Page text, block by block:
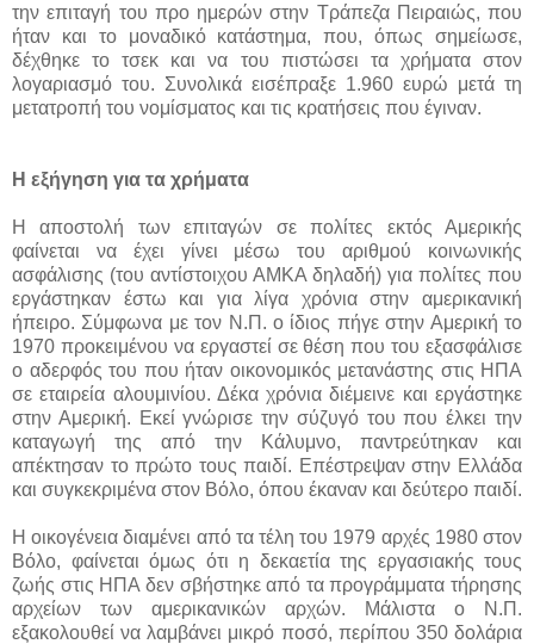
την επιταγή του προ ημερών στην Τράπεζα Πειραιώς, που
ήταν και το μοναδικό κατάστημα, που, όπως σημείωσε,
δέχθηκε το τσεκ και να του πιστώσει τα χρήματα στον
λογαριασμό του. Συνολικά εισέπραξε 1.960 ευρώ μετά τη
μετατροπή του νομίσματος και τις κρατήσεις που έγιναν.
Η εξήγηση για τα χρήματα
Η αποστολή των επιταγών σε πολίτες εκτός Αμερικής
φαίνεται να έχει γίνει μέσω του αριθμού κοινωνικής
ασφάλισης (του αντίστοιχου ΑΜΚΑ δηλαδή) για πολίτες που
εργάστηκαν έστω και για λίγα χρόνια στην αμερικανική
ήπειρο. Σύμφωνα με τον Ν.Π. ο ίδιος πήγε στην Αμερική το
1970 προκειμένου να εργαστεί σε θέση που του εξασφάλισε
ο αδερφός του που ήταν οικονομικός μετανάστης στις ΗΠΑ
σε εταιρεία αλουμινίου. Δέκα χρόνια διέμεινε και εργάστηκε
στην Αμερική. Εκεί γνώρισε την σύζυγό του που έλκει την
καταγωγή της από την Κάλυμνο, παντρεύτηκαν και
απέκτησαν το πρώτο τους παιδί. Επέστρεψαν στην Ελλάδα
και συγκεκριμένα στον Βόλο, όπου έκαναν και δεύτερο παιδί.
Η οικογένεια διαμένει από τα τέλη του 1979 αρχές 1980 στον
Βόλο, φαίνεται όμως ότι η δεκαετία της εργασιακής τους
ζωής στις ΗΠΑ δεν σβήστηκε από τα προγράμματα τήρησης
αρχείων των αμερικανικών αρχών. Μάλιστα ο Ν.Π.
εξακολουθεί να λαμβάνει μικρό ποσό, περίπου 350 δολάρια